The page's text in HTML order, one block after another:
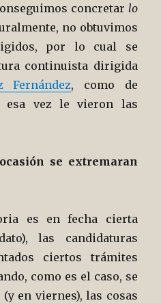
concretar lo
no obtuvimos
por lo cual se
continuista dirigida
Fernández, como de
esa vez le vieron las
se extremaran
es en fecha cierta
las candidaturas
ciertos trámites
como es el caso, se
en viernes), las cosas